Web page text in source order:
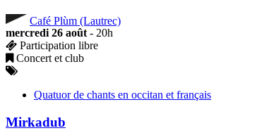
Café Plùm (Lautrec)
mercredi 26 août - 20h
Participation libre
Concert et club
Quatuor de chants en occitan et français
Mirkadub